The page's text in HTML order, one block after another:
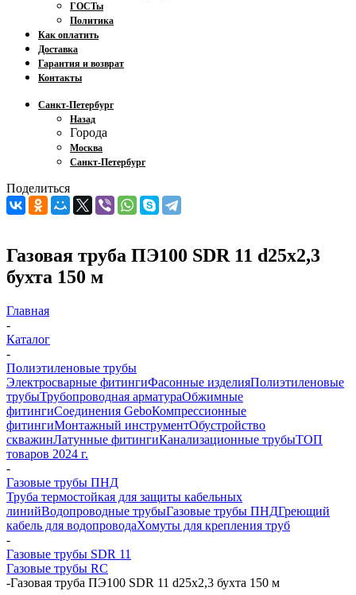
ГОСТы
Политика
Как оплатить
Доставка
Гарантия и возврат
Контакты
Санкт-Петербург
Назад
Города
Москва
Санкт-Петербург
Поделиться
Газовая труба ПЭ100 SDR 11 d25х2,3
бухта 150 м
Главная
-
Каталог
-
Полиэтиленовые трубы
Электросварные фитингиФасонные изделияПолиэтиленовые
трубыТрубопроводная арматураОбжимные
фитингиСоединения GeboКомпрессионные
фитингиМонтажный инструментОбустройство
скважинЛатунные фитингиКанализационные трубыТОП
товаров 2024 г.
-
Газовые трубы ПНД
Труба термостойкая для защиты кабельных
линийВодопроводные трубыГазовые трубы ПНДГреющий
кабель для водопроводаХомуты для крепления труб
-
Газовые трубы SDR 11
Газовые трубы RC
-Газовая труба ПЭ100 SDR 11 d25х2,3 бухта 150 м